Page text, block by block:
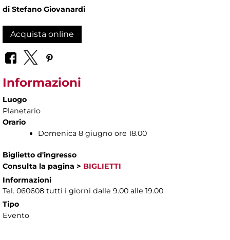
di Stefano Giovanardi
Acquista online
Informazioni
Luogo
Planetario
Orario
Domenica 8 giugno ore 18.00
Biglietto d'ingresso
Consulta la pagina > BIGLIETTI
Informazioni
Tel. 060608 tutti i giorni dalle 9.00 alle 19.00
Tipo
Evento